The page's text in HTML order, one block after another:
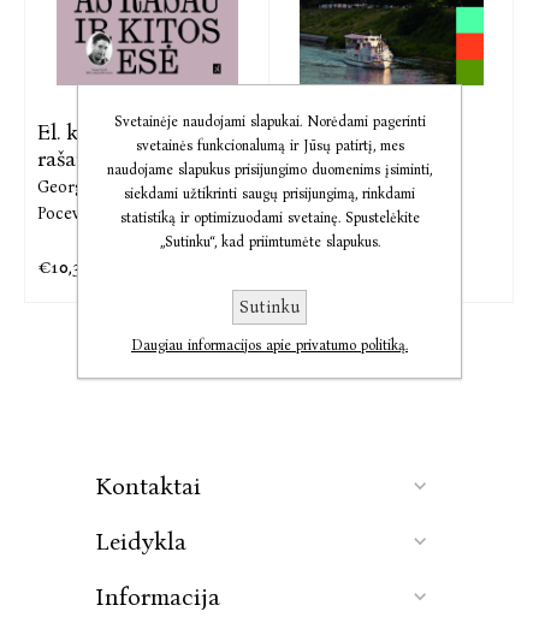
El. knyga „Kodėl aš
rašau“ ir
George Orwell,Darius
Pocevičius
€10,33
El. knyga Istoriniai
Vilniaus
Darius Pocevičius
Kontaktai
Leidykla
Informacija
Svetainėje naudojami slapukai. Norėdami pagerinti
svetainės funkcionalumą ir Jūsų patirtį, mes
naudojame slapukus prisijungimo duomenims įsiminti,
siekdami užtikrinti saugų prisijungimą, rinkdami
statistiką ir optimizuodami svetainę. Spustelėkite
„Sutinku“, kad priimtumėte slapukus.
Sutinku
Daugiau informacijos apie privatumo politiką.